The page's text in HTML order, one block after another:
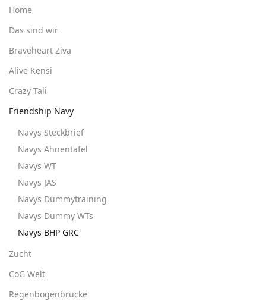
Home
Das sind wir
Braveheart Ziva
Alive Kensi
Crazy Tali
Friendship Navy
Navys Steckbrief
Navys Ahnentafel
Navys WT
Navys JAS
Navys Dummytraining
Navys Dummy WTs
Navys BHP GRC
Zucht
CoG Welt
Regenbogenbrücke